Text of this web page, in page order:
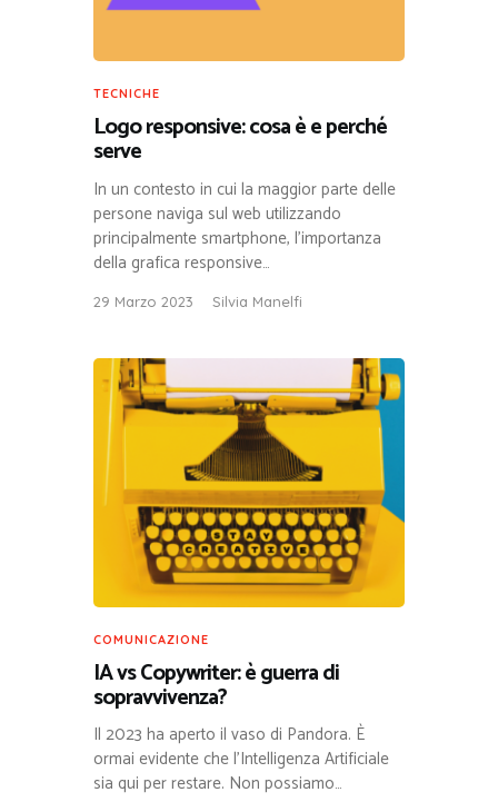
TECNICHE
Logo responsive: cosa è e perché
serve
In un contesto in cui la maggior parte delle
persone naviga sul web utilizzando
principalmente smartphone, l’importanza
della grafica responsive…
29 Marzo 2023 Silvia Manelfi
COMUNICAZIONE
IA vs Copywriter: è guerra di
sopravvivenza?
Il 2023 ha aperto il vaso di Pandora. È
ormai evidente che l’Intelligenza Artificiale
sia qui per restare. Non possiamo…